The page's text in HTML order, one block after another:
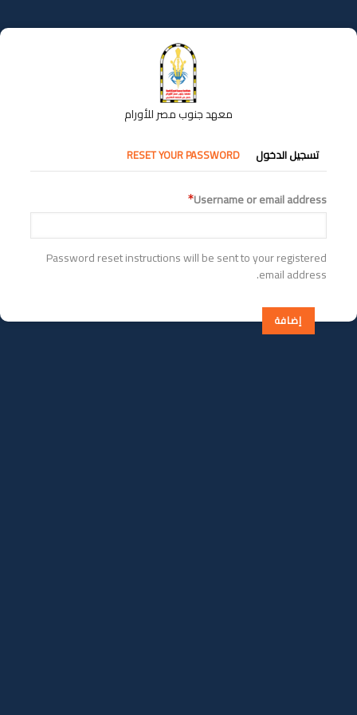
إلى
المحتوى
معهد جنوب مصر للأورام
التبويبات
الأساسية
تسجيل الدخول RESET YOUR PASSWORD
Username or email address
Password reset instructions will be sent to your registered
email address.